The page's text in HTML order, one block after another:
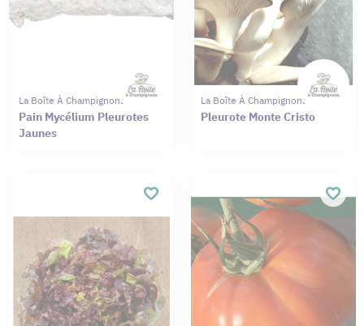
La Boîte À Champignons
Pain Mycélium Pleurotes
Jaunes
La Boîte À Champignons
Pleurote Monte Cristo